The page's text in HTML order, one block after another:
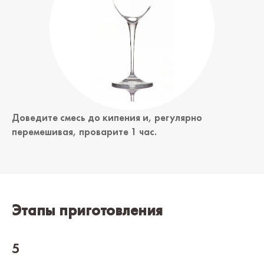
Доведите смесь до кипения и, регулярно
перемешивая, проварите 1 час.
Этапы приготовления
5